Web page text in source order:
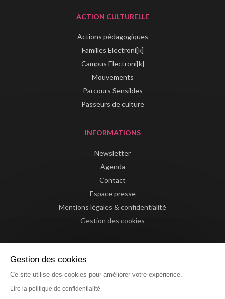
ACTION CULTURELLE
Actions pédagogiques
Familles Electroni[k]
Campus Electroni[k]
Mouvements
Parcours Sensibles
Passeurs de culture
INFORMATIONS
Newsletter
Agenda
Contact
Espace presse
Mentions légales & confidentialité
Gestion des cookies
Gestion des cookies
Ce site utilise des cookies pour améliorer votre expérience.
Lire la politique de confidentialité